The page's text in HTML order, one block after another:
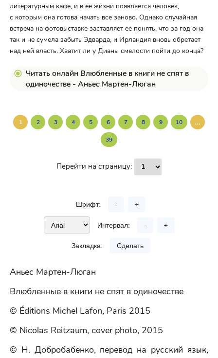
литературным кафе, и в ее жизни появляется человек,
с которым она готова начать все заново. Однако случайная
встреча на фотовыставке заставляет ее понять, что за год она
так и не сумела забыть Эдварда, и Ирландия вновь обретает
над ней власть. Хватит ли у Дианы смелости пойти до конца?
Читать онлайн Влюбленные в книги не спят в
одиночестве - Аньес Мартен-Люган
1 2 3 4 5 6 7 8 9 10 ...
39
Перейти на страницу:
Шрифт: - +
Интервал: - +
Закладка: Сделать
Аньес Мартен-Люган
Влюбленные в книги не спят в одиночестве
© Éditions Michel Lafon, Paris 2015
© Nicolas Reitzaum, cover photo, 2015
© Н. Добробабенко, перевод на русский язык,